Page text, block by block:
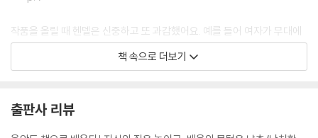
작품을 올릴 때 헨델은 신중하고 또 과감했어요. 예를 들어 여자가 무대에
서 노래하는 걸 종교적으로 금지하던 로마에서도 고집스럽게 소프라노 마
르게리타 두라스탄티를 출연시켜요. 교황에게 경고받고 힐책을 당해도 아
영국 예술계의 거물 평론가였던 존 드러먼드는 이렇게 말했습니다. “우리
책 속으로 더보기
출판사 리뷰